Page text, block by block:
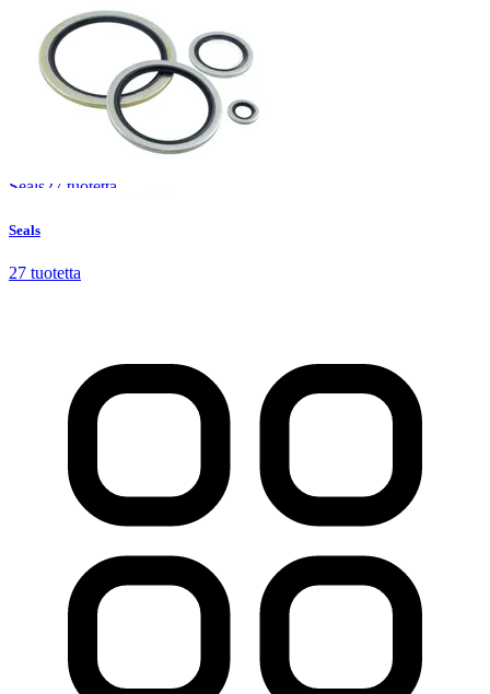
Seals 27 tuotetta
Seals
27 tuotetta